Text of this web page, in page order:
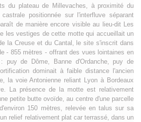
du plateau de Millevaches, à proximité du
positionnée sur l'interfluve séparant
de manière encore visible au lieu-dit Les
les vestiges de cette motte qui accueillait un
la Creuse et du Cantal, le site s'inscrit dans
- 855 mètres - offrant des vues lointaines en
puy de Dôme, Banne d'Ordanche, puy de
dominait à faible distance l'ancien
la voie Antonienne reliant Lyon à Bordeaux
La présence de la motte est relativement
petite butte ovoïde, au centre d'une parcelle
150 mètres, relevée en talus sur sa
relief relativement plat car terrassé, dans un